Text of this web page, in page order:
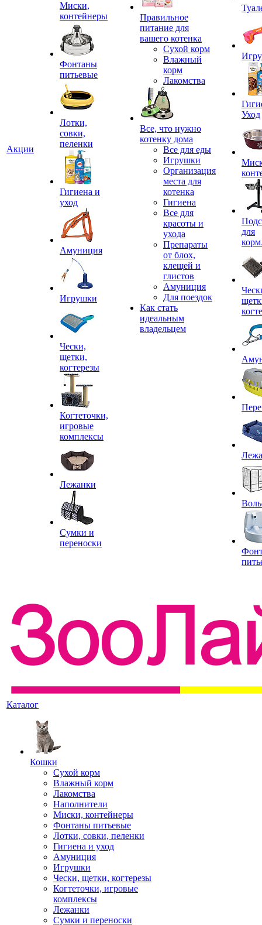
Акции
Миски,
контейнеры
Фонтаны
питьевые
Лотки,
совки,
пеленки
Гигиена и
уход
Амуниция
Игрушки
Чески,
щетки,
когтерезы
Когтеточки,
игровые
комплексы
Лежанки
Сумки и
переноски
Правильное
питание для
вашего котенка
Сухой корм
Влажный
корм
Лакомства
Все, что нужно
котенку дома
Все для еды
Игрушки
Организация
места для
котенка
Гигиена
Все для
красоты и
ухода
Препараты
от блох,
клещей и
глистов
Амуниция
Для поездок
Как стать
идеальным
владельцем
Уход
для
Каталог
Кошки
Сухой корм
Влажный корм
Лакомства
Наполнители
Миски, контейнеры
Фонтаны питьевые
Лотки, совки, пеленки
Гигиена и уход
Амуниция
Игрушки
Чески, щетки, когтерезы
Когтеточки, игровые
комплексы
Лежанки
Сумки и переноски